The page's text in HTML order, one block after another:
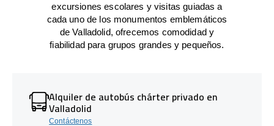
excursiones escolares y visitas guiadas a
cada uno de los monumentos emblemáticos
de Valladolid, ofrecemos comodidad y
fiabilidad para grupos grandes y pequeños.
Alquiler de autobús chárter privado en
Valladolid
Contáctenos